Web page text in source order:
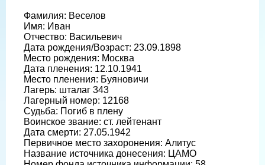
Фамилия: Веселов
Имя: Иван
Отчество: Васильевич
Дата рождения/Возраст: 23.09.1898
Место рождения: Москва
Дата пленения: 12.10.1941
Место пленения: Буяновичи
Лагерь: шталаг 343
Лагерный номер: 12168
Судьба: Погиб в плену
Воинское звание: ст. лейтенант
Дата смерти: 27.05.1942
Первичное место захоронения: Алитус
Название источника донесения: ЦАМО